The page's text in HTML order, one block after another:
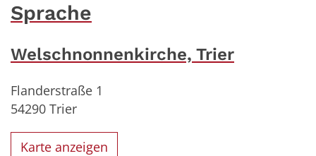
Sprache
Welschnonnenkirche, Trier
Flanderstraße 1
54290 Trier
Karte anzeigen